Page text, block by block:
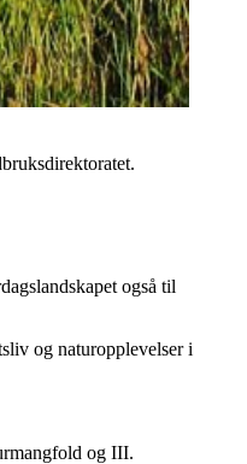
også til
og naturopplevelser i
og III.